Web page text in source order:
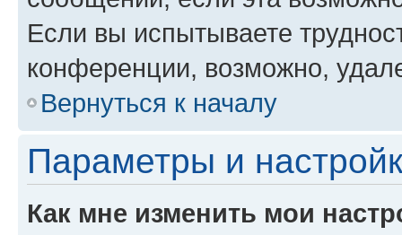
Если вы испытываете
конференции, возможно,
Вернуться к началу
Параметры и
Как мне изменить мои